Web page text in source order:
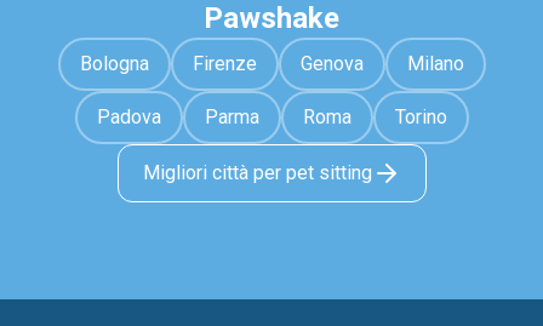
Pawshake
Bologna Firenze Genova Milano
Padova Parma Roma Torino
Migliori città per pet sitting